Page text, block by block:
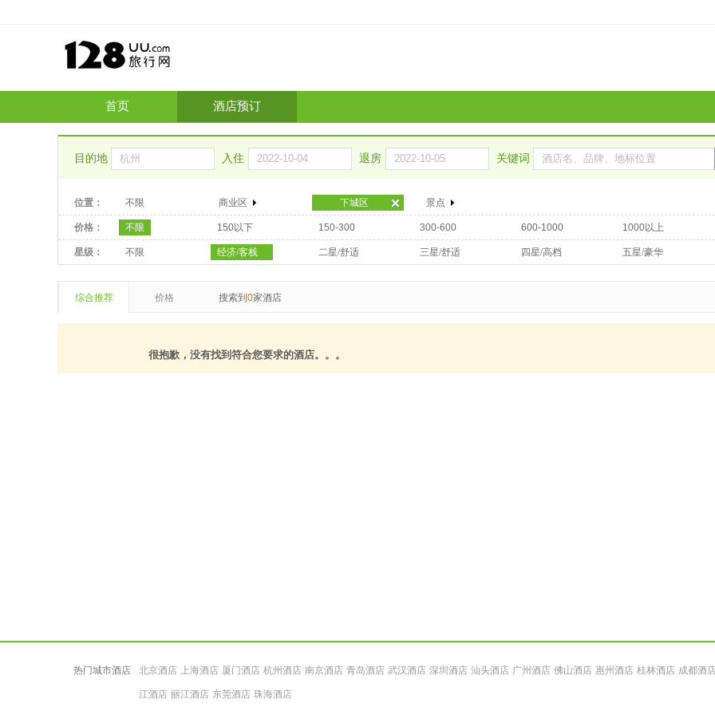
首页 酒店预订
目的地 入住 退房 关键词
位置： 不限 商业区 下城区 景点
价格： 不限 150以下 150-300 300-600 600-1000 1000以上
星级： 不限 经济/客栈 二星/舒适 三星/舒适 四星/高档 五星/豪华
综合推荐 价格 搜索到 0家酒店
很抱歉，没有找到符合您要求的酒店。。。
热门城市酒店 北京酒店 上海酒店 厦门酒店 杭州酒店 南京酒店 青岛酒店 武汉酒店 深圳酒店 汕头酒店 广州酒店 佛山酒店 惠州酒店 桂林酒店 成都酒
江酒店 丽江酒店 东莞酒店 珠海酒店